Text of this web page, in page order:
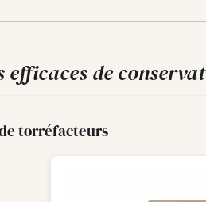
efficaces de
torréfacteurs